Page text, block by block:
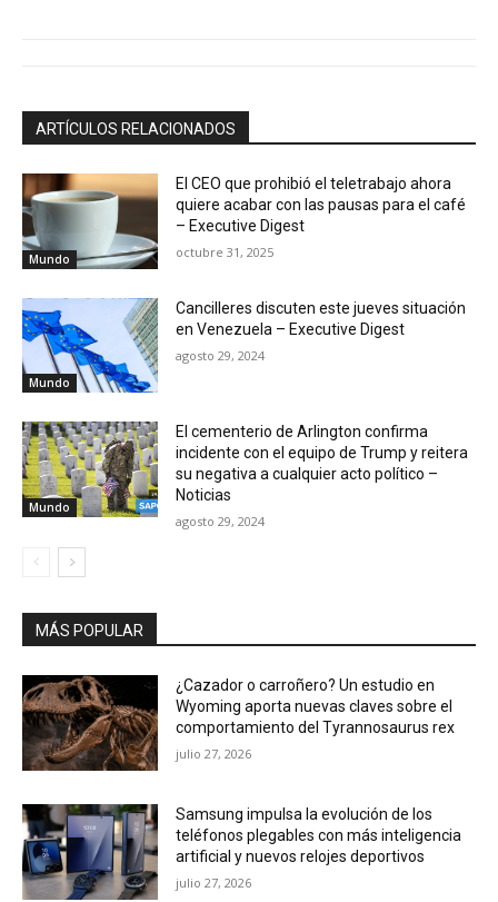
ARTÍCULOS RELACIONADOS
Mundo
El CEO que prohibió el teletrabajo ahora
quiere acabar con las pausas para el café
– Executive Digest
octubre 31, 2025
Mundo
Cancilleres discuten este jueves situación
en Venezuela – Executive Digest
agosto 29, 2024
Mundo
El cementerio de Arlington confirma
incidente con el equipo de Trump y reitera
su negativa a cualquier acto político –
Noticias
agosto 29, 2024
MÁS POPULAR
¿Cazador o carroñero? Un estudio en
Wyoming aporta nuevas claves sobre el
comportamiento del Tyrannosaurus rex
julio 27, 2026
Samsung impulsa la evolución de los
teléfonos plegables con más inteligencia
artificial y nuevos relojes deportivos
julio 27, 2026